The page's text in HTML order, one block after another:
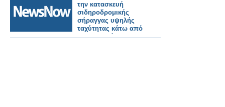
την κατασκευή
σιδηροδρομικής
σήραγγας υψηλής
ταχύτητας κάτω από
τον ποταμό